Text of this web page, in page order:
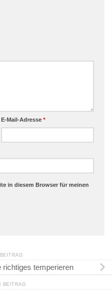
E-Mail-Adresse *
in diesem Browser für meinen
richtiges temperieren
BEITRAG